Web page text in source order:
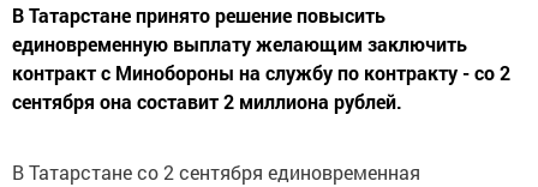
В Татарстане принято решение повысить
единовременную выплату желающим заключить
контракт с Минобороны на службу по контракту - со 2
сентября она составит 2 миллиона рублей.
В Татарстане со 2 сентября единовременная